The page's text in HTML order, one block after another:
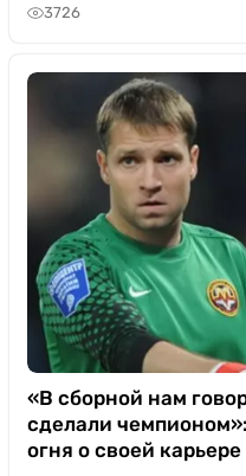
3726
«В сборной нам
сделали
огня о своей карьере